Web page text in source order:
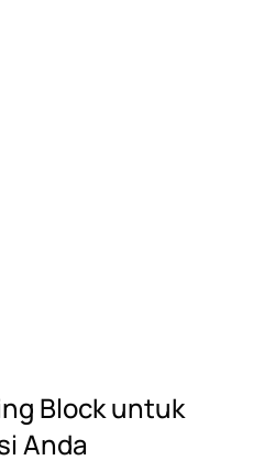
Block untuk
Anda